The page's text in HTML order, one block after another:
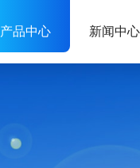
产品中心 新闻中心